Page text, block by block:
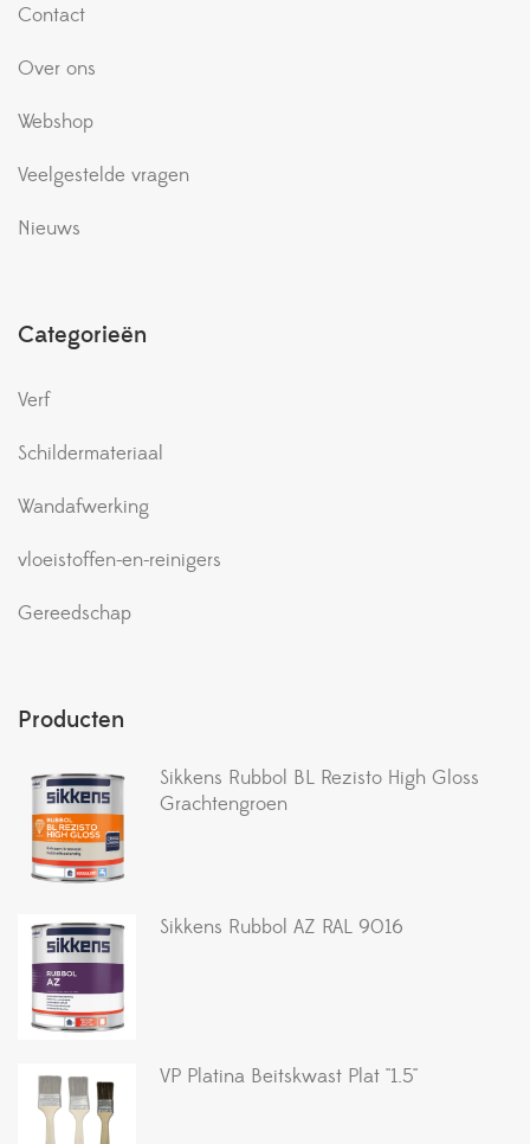
Contact
Over ons
Webshop
Veelgestelde vragen
Nieuws
Categorieën
Verf
Schildermateriaal
Wandafwerking
vloeistoffen-en-reinigers
Gereedschap
Producten
Sikkens Rubbol BL Rezisto High Gloss
Grachtengroen
Sikkens Rubbol AZ RAL 9016
VP Platina Beitskwast Plat ''1.5''